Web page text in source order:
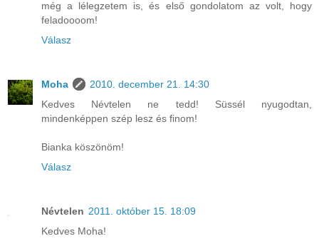
még a lélegzetem is, és első gondolatom az volt, hogy
feladoooom!
Válasz
Moha
2010. december 21. 14:30
Kedves Névtelen ne tedd! Süssél nyugodtan,
mindenképpen szép lesz és finom!
Bianka köszönöm!
Válasz
Névtelen 2011. október 15. 18:09
Kedves Moha!